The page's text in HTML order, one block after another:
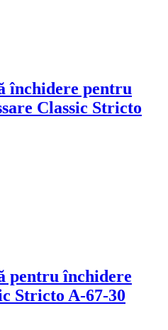
închidere pentru
Classic Stricto
pentru închidere
Stricto A-67-30